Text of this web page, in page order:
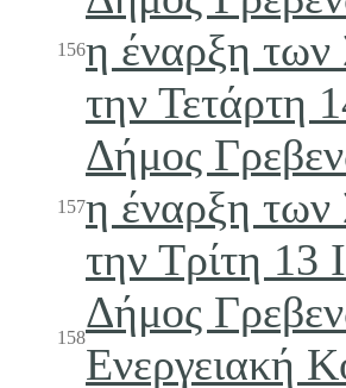
156η έναρξη
την Τετάρτη
157
Δήμος
η έναρξη
την Τρίτη 13
158
Δήμος
Ενεργειακή